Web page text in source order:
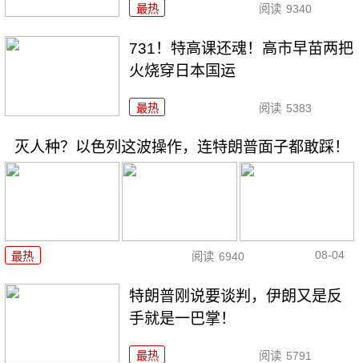
最热 阅读 9340
731！特高课还魂！高市早苗两把
火烧穿日本国运
最热 阅读 5383
灭人种？以色列这波操作，连特朗普面子都敢踩！
最热 阅读 6940 08-04
特朗普刚说要谈判，伊朗又是反
手就是一巴掌！
最热 阅读 5791